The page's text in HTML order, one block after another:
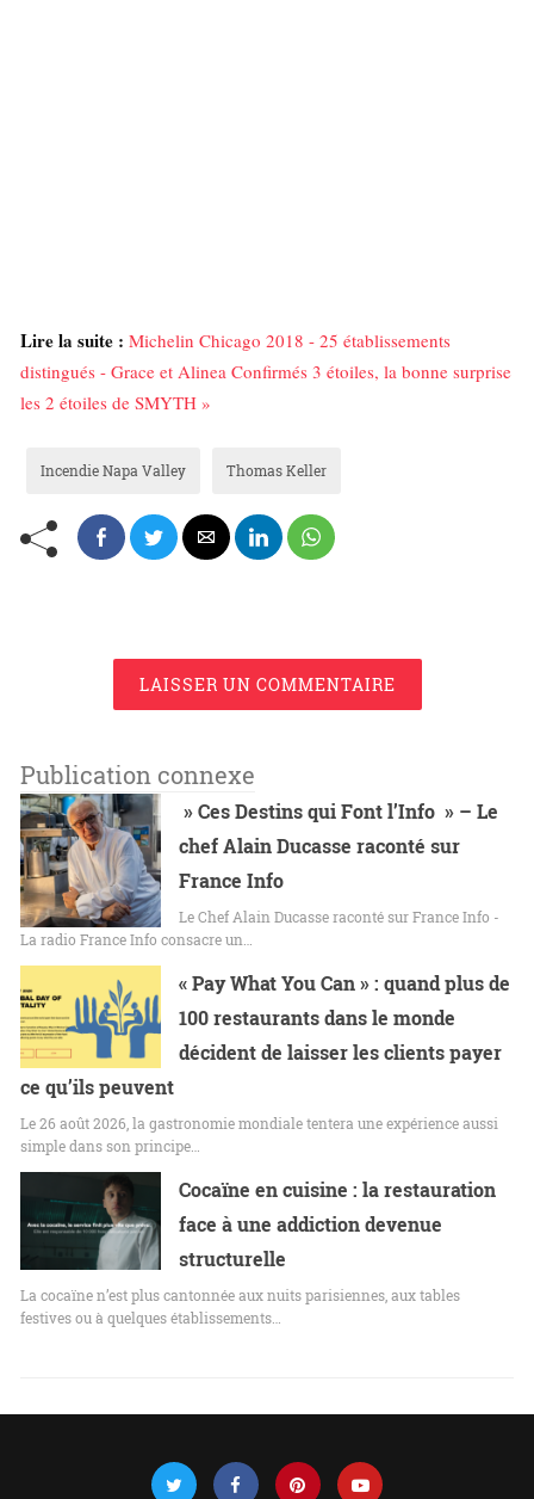
Lire la suite : Michelin Chicago 2018 - 25 établissements
distingués - Grace et Alinea Confirmés 3 étoiles, la bonne surprise
les 2 étoiles de SMYTH »
Incendie Napa Valley Thomas Keller
LAISSER UN COMMENTAIRE
Publication connexe
» Ces Destins qui Font l’Info » – Le
chef Alain Ducasse raconté sur
France Info
Le Chef Alain Ducasse raconté sur France Info -
La radio France Info consacre un…
« Pay What You Can » : quand plus de
100 restaurants dans le monde
décident de laisser les clients payer
ce qu’ils peuvent
Le 26 août 2026, la gastronomie mondiale tentera une expérience aussi
simple dans son principe…
Cocaïne en cuisine : la restauration
face à une addiction devenue
structurelle
La cocaïne n’est plus cantonnée aux nuits parisiennes, aux tables
festives ou à quelques établissements…